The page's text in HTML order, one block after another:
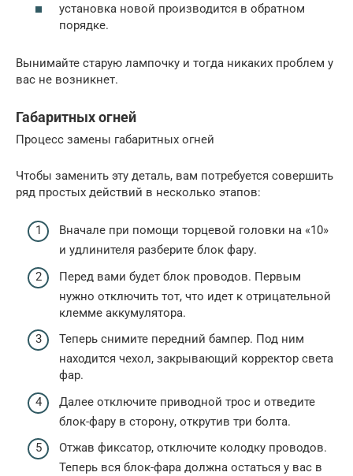
установка новой производится в обратном
порядке.
Вынимайте старую лампочку и тогда никаких проблем у
вас не возникнет.
Габаритных огней
Процесс замены габаритных огней
Чтобы заменить эту деталь, вам потребуется совершить
ряд простых действий в несколько этапов:
Вначале при помощи торцевой головки на «10»
и удлинителя разберите блок фару.
Перед вами будет блок проводов. Первым
нужно отключить тот, что идет к отрицательной
клемме аккумулятора.
Теперь снимите передний бампер. Под ним
находится чехол, закрывающий корректор света
фар.
Далее отключите приводной трос и отведите
блок-фару в сторону, открутив три болта.
Отжав фиксатор, отключите колодку проводов.
Теперь вся блок-фара должна остаться у вас в